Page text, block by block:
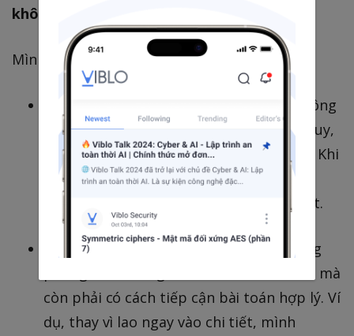
không?
Mình nghĩ có ba yếu tố quan trọng:
: Thuật toán không
chỉ là về giải bài tập mà còn là cách tư duy,
tối ưu hóa và trình bày lời giải mạch lạc. Khi
ôn luyện, mình luôn tập trung vào cách
trình bày giải pháp rõ ràng, dễ hiểu nhất.
System Design cần có chiến lược
: Trong
phỏng vấn, không chỉ cần biết kiến thức mà
còn phải có cách tiếp cận bài toán hợp lý. Ví
dụ, thay vì lao ngay vào chi tiết, mình